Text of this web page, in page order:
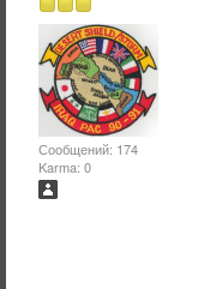
Сообщений: 174
Karma: 0